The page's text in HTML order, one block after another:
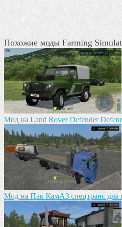
Похожие моды Farming
Мод на Land Rover Defender
Mод на Пак КамАЗ спецтранс